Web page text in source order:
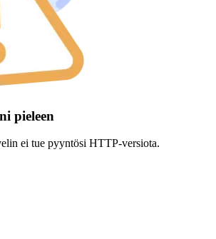
pieleen
ei tue pyyntösi HTTP-versiota.